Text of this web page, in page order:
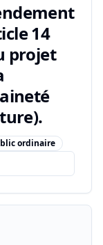
14
projet
ordinaire